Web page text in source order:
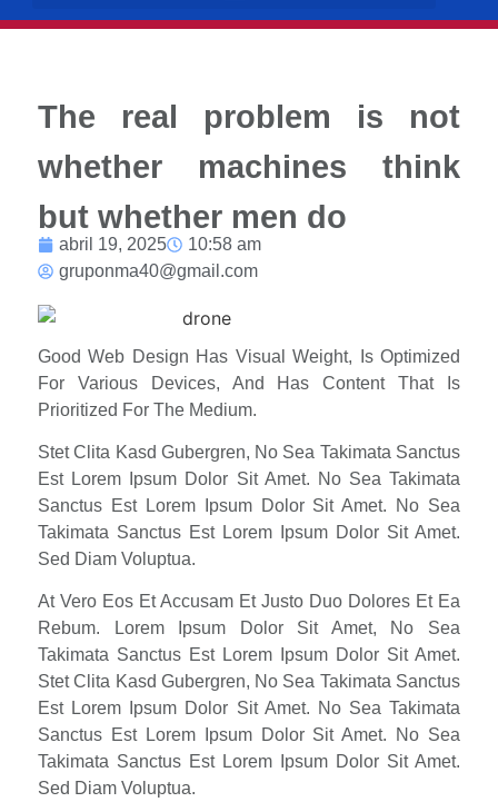
The real problem is not
whether machines think
but whether men do
abril 19, 2025
10:58 am
gruponma40@gmail.com
Good Web Design Has Visual Weight, Is Optimized
For Various Devices, And Has Content That Is
Prioritized For The Medium.
Stet Clita Kasd Gubergren, No Sea Takimata Sanctus
Est Lorem Ipsum Dolor Sit Amet. No Sea Takimata
Sanctus Est Lorem Ipsum Dolor Sit Amet. No Sea
Takimata Sanctus Est Lorem Ipsum Dolor Sit Amet.
Sed Diam Voluptua.
At Vero Eos Et Accusam Et Justo Duo Dolores Et Ea
Rebum. Lorem Ipsum Dolor Sit Amet, No Sea
Takimata Sanctus Est Lorem Ipsum Dolor Sit Amet.
Stet Clita Kasd Gubergren, No Sea Takimata Sanctus
Est Lorem Ipsum Dolor Sit Amet. No Sea Takimata
Sanctus Est Lorem Ipsum Dolor Sit Amet. No Sea
Takimata Sanctus Est Lorem Ipsum Dolor Sit Amet.
Sed Diam Voluptua.